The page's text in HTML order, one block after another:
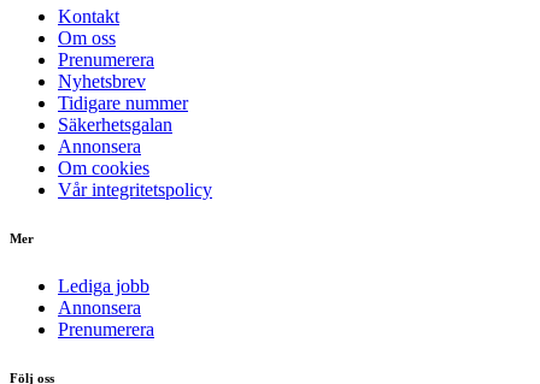
Kontakt
Om oss
Prenumerera
Nyhetsbrev
Tidigare nummer
Säkerhetsgalan
Annonsera
Om cookies
Vår integritetspolicy
Mer
Lediga jobb
Annonsera
Prenumerera
Följ oss